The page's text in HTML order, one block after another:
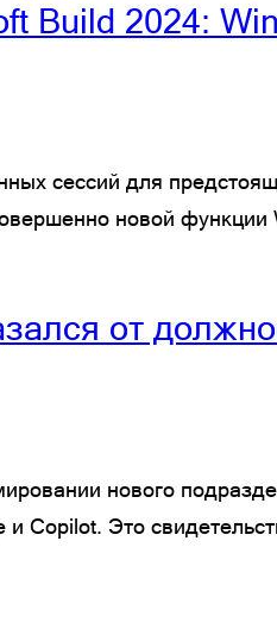
Build 2024:
сессий для
новой функции
от
нового
Copilot. Это